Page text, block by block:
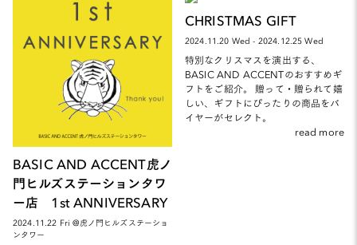
BASIC AND ACCENT虎ノ
門ヒルズステーションタワ
ー店 1st ANNIVERSARY
2024.11.22 Fri @虎ノ門ヒルズステーショ
ンタワー
CHRISTMAS GIFT
2024.11.20 Wed - 2024.12.25 Wed
特別なクリスマスを演出する、
BASIC AND ACCENTのおすすめギ
フトをご紹介。 贈って・贈られて嬉
しい、ギフトにぴったりの商品をバ
イヤーがセレクト。
read more